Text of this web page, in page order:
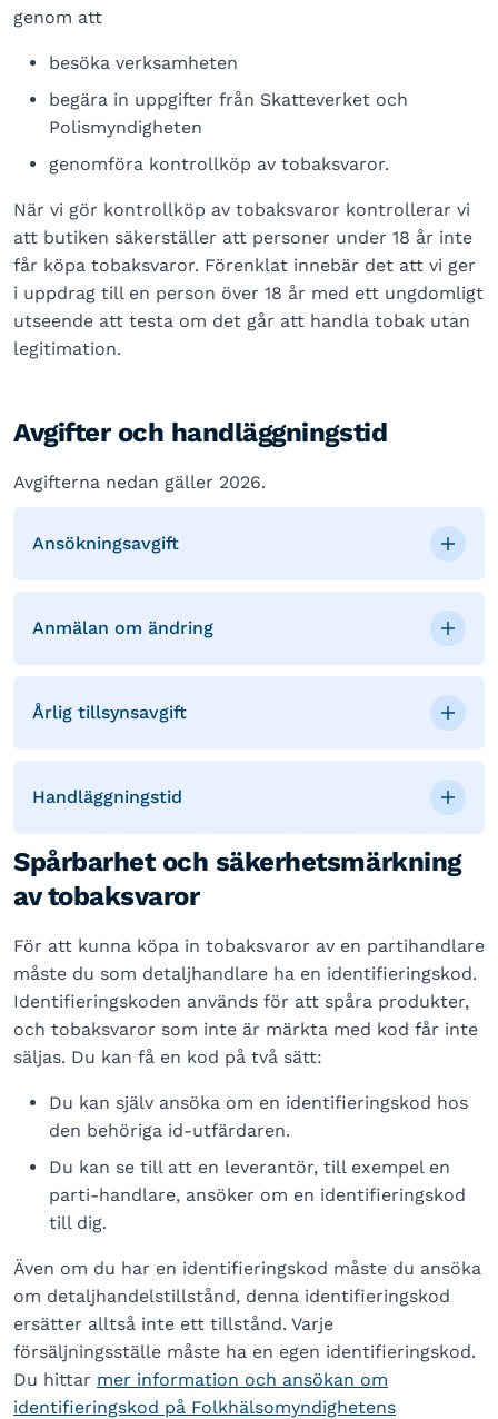
genom att
besöka verksamheten
begära in uppgifter från Skatteverket och
Polismyndigheten
genomföra kontrollköp av tobaksvaror.
När vi gör kontrollköp av tobaksvaror kontrollerar vi
att butiken säkerställer att personer under 18 år inte
får köpa tobaksvaror. Förenklat innebär det att vi ger
i uppdrag till en person över 18 år med ett ungdomligt
utseende att testa om det går att handla tobak utan
legitimation.
Avgifter och handläggningstid
Avgifterna nedan gäller 2026.
Ansökningsavgift
Anmälan om ändring
Årlig tillsynsavgift
Handläggningstid
Spårbarhet och säkerhetsmärkning
av tobaksvaror
För att kunna köpa in tobaksvaror av en partihandlare
måste du som detaljhandlare ha en identifieringskod.
Identifieringskoden används för att spåra produkter,
och tobaksvaror som inte är märkta med kod får inte
säljas. Du kan få en kod på två sätt:
Du kan själv ansöka om en identifieringskod hos
den behöriga id-utfärdaren.
Du kan se till att en leverantör, till exempel en
parti-handlare, ansöker om en identifieringskod
till dig.
Även om du har en identifieringskod måste du ansöka
om detaljhandelstillstånd, denna identifieringskod
ersätter alltså inte ett tillstånd. Varje
försäljningsställe måste ha en egen identifieringskod.
Du hittar mer information och ansökan om
identifieringskod på Folkhälsomyndighetens